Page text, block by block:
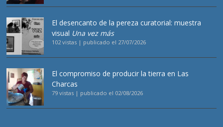
El desencanto de la pereza curatorial: muestra
visual Una vez más
102 vistas | publicado el 27/07/2026
El compromiso de producir la tierra en Las
Charcas
79 vistas | publicado el 02/08/2026